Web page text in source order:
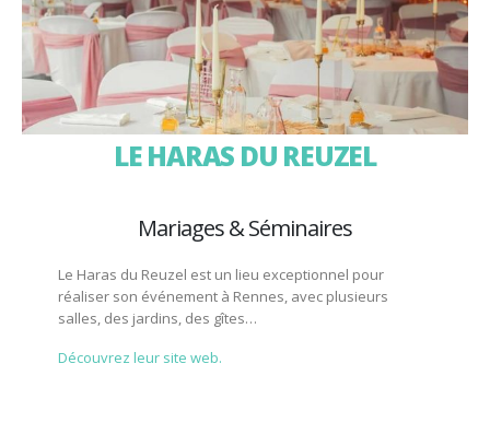
LE HARAS DU REUZEL
Mariages & Séminaires
Le Haras du Reuzel est un lieu exceptionnel pour
réaliser son événement à Rennes, avec plusieurs
salles, des jardins, des gîtes…
Découvrez leur site web.